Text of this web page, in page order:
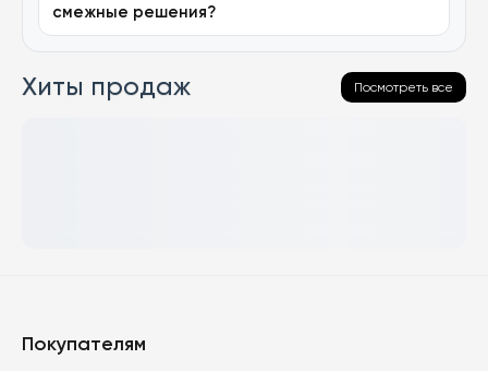
смежные решения?
Хиты продаж Посмотреть все
Покупателям